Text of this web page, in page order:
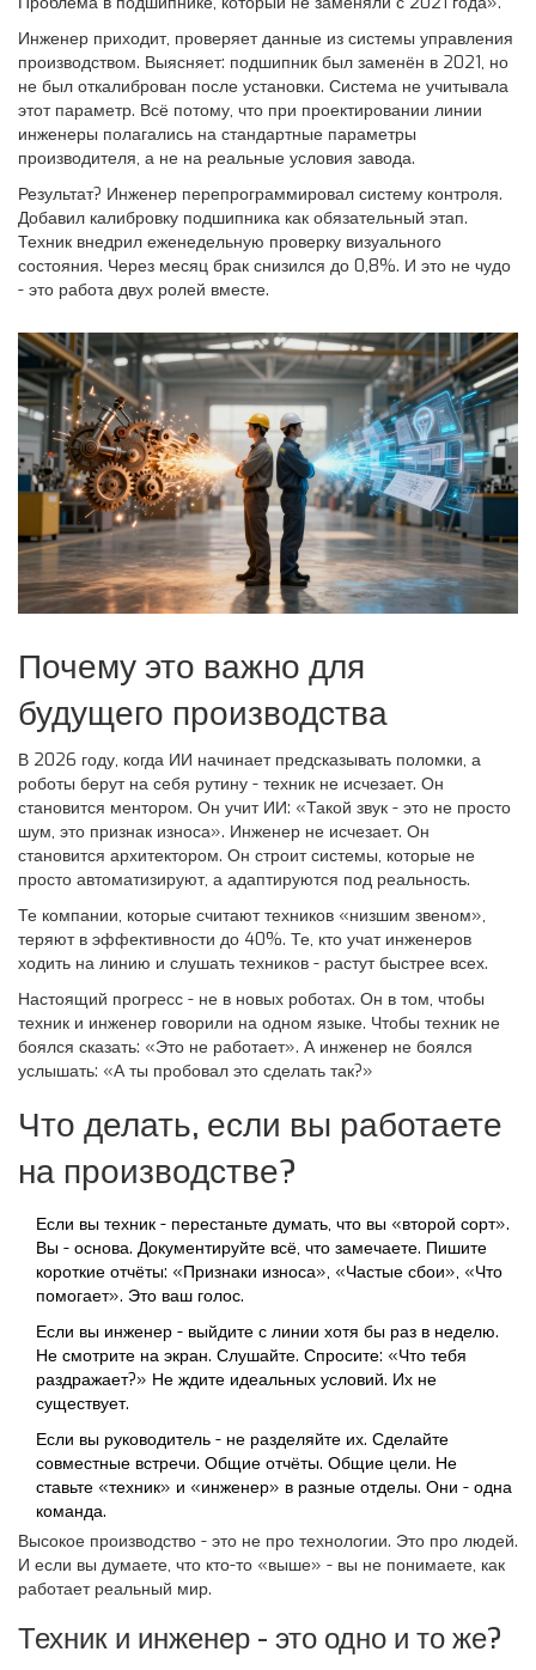
Инженер приходит, проверяет данные из системы управления
производством. Выясняет: подшипник был заменён в 2021, но
не был откалиброван после установки. Система не учитывала
этот параметр. Всё потому, что при проектировании линии
инженеры полагались на стандартные параметры
производителя, а не на реальные условия завода.
Результат? Инженер перепрограммировал систему контроля.
Добавил калибровку подшипника как обязательный этап.
Техник внедрил еженедельную проверку визуального
состояния. Через месяц брак снизился до 0,8%. И это не чудо
- это работа двух ролей вместе.
Почему это важно для
будущего производства
В 2026 году, когда ИИ начинает предсказывать поломки, а
роботы берут на себя рутину - техник не исчезает. Он
становится ментором. Он учит ИИ: «Такой звук - это не просто
шум, это признак износа». Инженер не исчезает. Он
становится архитектором. Он строит системы, которые не
просто автоматизируют, а адаптируются под реальность.
Те компании, которые считают техников «низшим звеном»,
теряют в эффективности до 40%. Те, кто учат инженеров
ходить на линию и слушать техников - растут быстрее всех.
Настоящий прогресс - не в новых роботах. Он в том, чтобы
техник и инженер говорили на одном языке. Чтобы техник не
боялся сказать: «Это не работает». А инженер не боялся
услышать: «А ты пробовал это сделать так?»
Что делать, если вы работаете
на производстве?
Если вы техник - перестаньте думать, что вы «второй сорт».
Вы - основа. Документируйте всё, что замечаете. Пишите
короткие отчёты: «Признаки износа», «Частые сбои», «Что
помогает». Это ваш голос.
Если вы инженер - выйдите с линии хотя бы раз в неделю.
Не смотрите на экран. Слушайте. Спросите: «Что тебя
раздражает?» Не ждите идеальных условий. Их не
существует.
Если вы руководитель - не разделяйте их. Сделайте
совместные встречи. Общие отчёты. Общие цели. Не
ставьте «техник» и «инженер» в разные отделы. Они - одна
команда.
Высокое производство - это не про технологии. Это про людей.
И если вы думаете, что кто-то «выше» - вы не понимаете, как
работает реальный мир.
Техник и инженер - это одно и то же?